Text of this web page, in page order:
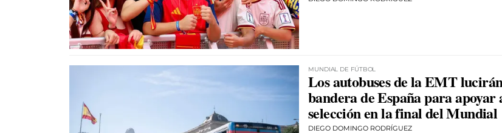
MUNDIAL DE FÚTBOL
Los autobuses de la EMT
bandera de España para apoyar
selección en la final del Mundial
DIEGO DOMINGO RODRÍGUEZ